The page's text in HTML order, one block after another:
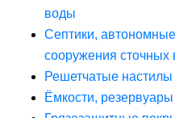
воды
Септики,
сооружения сточных
Решетчатые
Ёмкости,